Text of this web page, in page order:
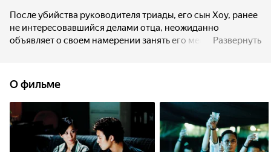
После убийства руководителя триады, его сын Хоу, ранее
не интересовавшийся делами отца, неожиданно
объявляет о своем намерении занять его место. Полиция
противника. Теперь все надежды возлагаются на
молодого полицейского, который, рискуя жизнью,
проникает в банду и пытается войти в доверие к новому
боссу. Но клан тоже не дремлет и внедряет в полицию
своего осведомителя Мина.
Развернуть
О фильме